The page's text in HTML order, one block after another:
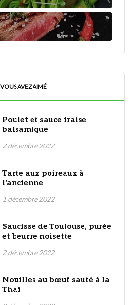
VOUS AVEZ AIMÉ
Poulet et sauce fraise
balsamique
2 décembre 2022
Tarte aux poireaux à
l'ancienne
1 décembre 2022
Saucisse de Toulouse, purée
et beurre noisette
2 décembre 2022
Nouilles au bœuf sauté à la
Thaï